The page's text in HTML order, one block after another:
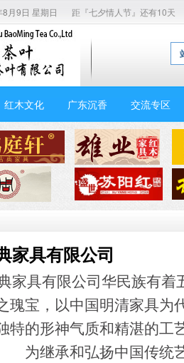
月9日 星期日 距『七夕情人节』还有10天
红木文化 广东沉香 交流专区
家具有限公司
家具有限公司华民族有着
瑰宝，以中国明清家具为
特的形神气质和精湛的工
为继承和弘扬中国传统